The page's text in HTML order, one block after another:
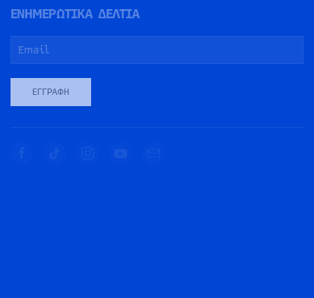
ΕΝΗΜΕΡΩΤΙΚΑ ΔΕΛΤΙΑ
ΕΓΓΡΑΦΉ